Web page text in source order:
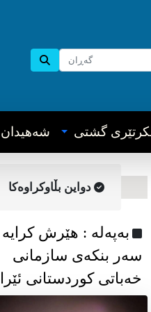
گشتی شه‌هیدان
دواین بڵاوکراوه‌کا
به‌په‌له‌ : هێرش کرایە
سەر بنکەی سازمانی
خەباتی کوردستانی